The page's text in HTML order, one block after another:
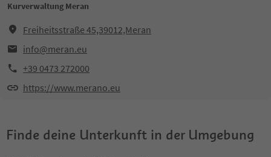
Kurverwaltung Meran
Freiheitsstraße 45,39012,Meran
info@meran.eu
+39 0473 272000
https://www.merano.eu
Finde deine Unterkunft in der Umgebung